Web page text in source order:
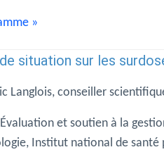
»
situation sur les
Langlois, conseiller
et soutien à la
Institut national de santé